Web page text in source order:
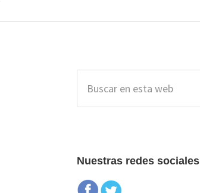
lateral
principal
esta
Nuestras redes sociales